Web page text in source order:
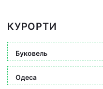
КУРОРТИ
Буковель
Одеса